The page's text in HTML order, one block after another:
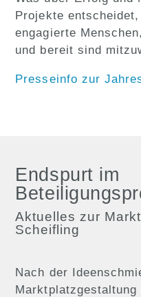
Projekte
engagierte
und bereit sind
Presseinfo zur
Endspurt im
Aktuelles zur
Scheifling
Nach der